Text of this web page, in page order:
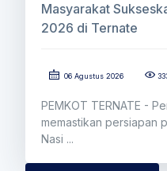
Masyarakat
2026 di Ternate
06 Agustus 2026
PEMKOT TERNATE -
memastikan persiapan
Nasi ...